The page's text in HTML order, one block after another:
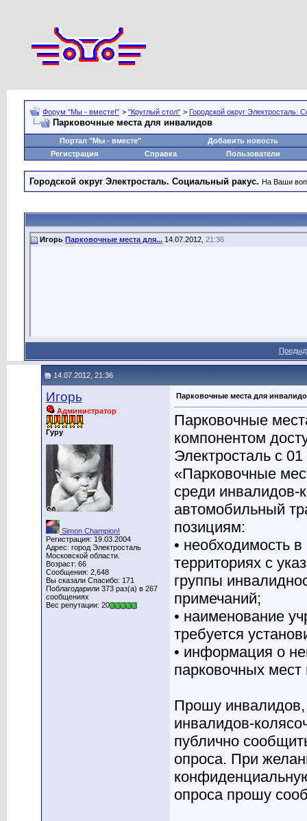
Форум "Мы - вместе!" > "Круглый стол" > Городской округ Электросталь.
Парковочные места для инвалидов
Портал "Мы - вместе"
Добавить новость
Регистрация
Справка Пользователи
Городской округ Электросталь. Социальный ракус. На Ваши
Игорь Парковочные места для... 14.07.2012, 21:36
14.07.2012, 21:36
Игорь
Администратор
Гуру
Simon Champion!
Регистрация: 19.03.2004
Адрес: город Электросталь
Московской области.
Возраст: 66
Сообщения: 2,648
Вы сказали Спасибо: 171
Поблагодарили 373 раз(а) в 267
сообщениях
Вес репутации: 20
Парковочные места для
Парковочные
компонентом
Электросталь с
«Парковочные
среди
автомобильный
позициям:
• необходимость
территориях с
группы
примечаний;
• наименование
требуется
• информация о
парковочных мест
Прошу
инвалидов-
публично
опроса. При
опроса прошу